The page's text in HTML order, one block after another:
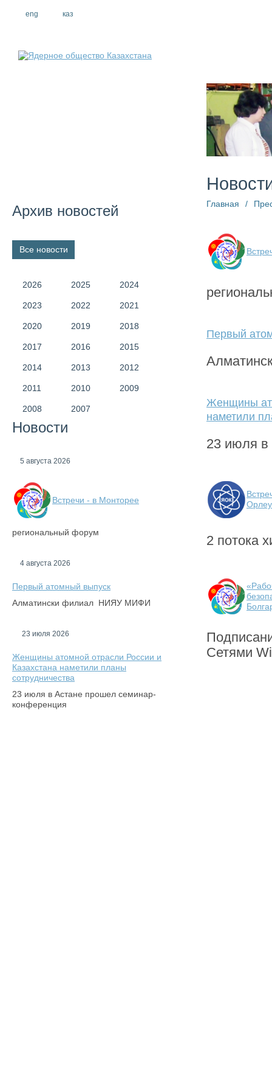
eng каз
Архив новостей
Все новости
2026 2025 2024
2023 2022 2021
2020 2019 2018
2017 2016 2015
2014 2013 2012
2011 2010 2009
2008 2007
Новости
5 августа 2026
Встречи - в Монторее
региональный форум
4 августа 2026
Первый атомный выпуск
Алматински филиал НИЯУ МИФИ
23 июля 2026
Женщины атомной отрасли России и
Казахстана наметили планы
сотрудничества
23 июля в Астане прошел семинар-
конференция
Главная /
Первый
Женщины
наметили
23 июля в
Орлеу
2 потока
Сетями